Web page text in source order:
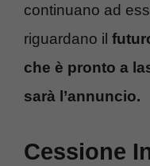
continuano ad
riguardano il
che è pronto a
sarà l’annuncio.
Cessione